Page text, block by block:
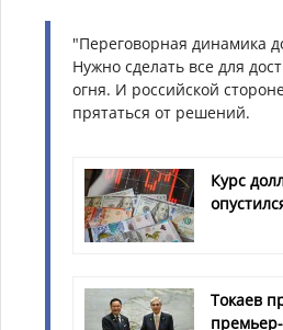
"Переговорная динамика
Нужно сделать все для
огня. И российской
прятаться от решений.
Курс
Токаев